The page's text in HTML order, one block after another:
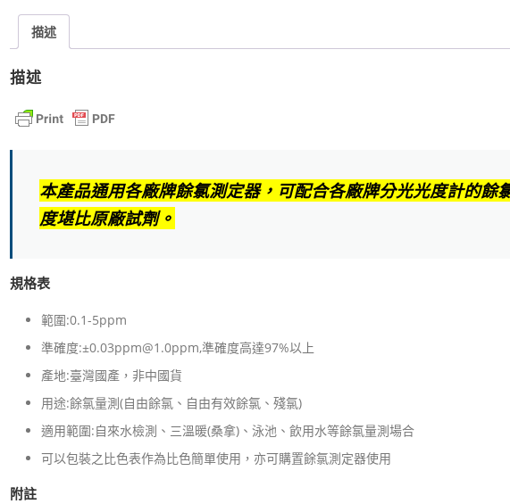
｜
數
描述
描述
本產品通用各廠牌餘氯測定器，可配合各廠牌分光光度計的餘
度堪比原廠試劑。
規格表
範圍:0.1-5ppm
準確度:±0.03ppm@1.0ppm,準確度高達97%以上
產地:臺灣國產，非中國貨
用途:餘氯量測(自由餘氯、自由有效餘氯、殘氯)
適用範圍:自來水檢測、三溫暖(桑拿)、泳池、飲用水等餘氯量測場合
可以包裝之比色表作為比色簡單使用，亦可購置餘氯測定器使用
附註